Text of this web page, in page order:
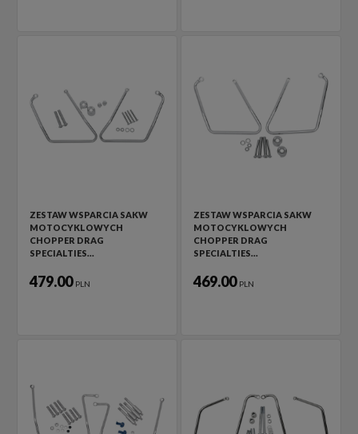
ZESTAW WSPARCIA SAKW
MOTOCYKLOWYCH
CHOPPER DRAG
SPECIALTIES…
479.00 PLN
ZESTAW WSPARCIA SAKW
MOTOCYKLOWYCH
CHOPPER DRAG
SPECIALTIES…
469.00 PLN